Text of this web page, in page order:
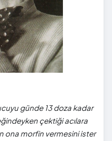
günde 13 doza kadar
çektiği acılara
ona morfin vermesini ister